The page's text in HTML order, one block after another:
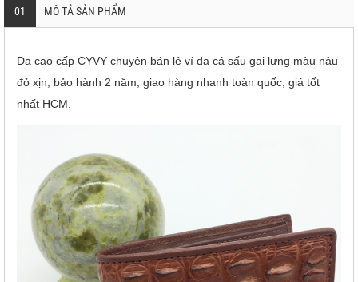
01 MÔ TẢ SẢN PHẨM
Da cao cấp CYVY chuyên bán lẻ ví da cá sấu gai lưng màu nâu
đỏ xịn, bảo hành 2 năm, giao hàng nhanh toàn quốc, giá tốt
nhất HCM.